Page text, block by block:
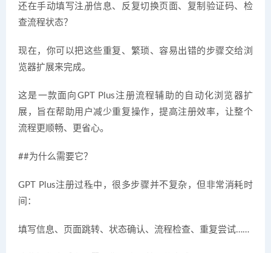
还在手动填写注册信息、反复切换页面、复制验证码、检
查流程状态？
现在，你可以把这些重复、繁琐、容易出错的步骤交给浏
览器扩展来完成。
这是一款面向GPT Plus注册流程辅助的自动化浏览器扩
展，旨在帮助用户减少重复操作，提高注册效率，让整个
流程更顺畅、更省心。
##为什么需要它？
GPT Plus注册过程中，很多步骤并不复杂，但非常消耗时
间：
填写信息、页面跳转、状态确认、流程检查、重复尝试……